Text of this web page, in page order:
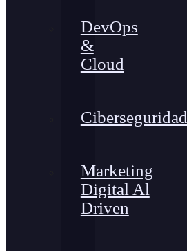
DevOps
&
Cloud
Ciberseguridad
Marketing
Digital Al
Driven